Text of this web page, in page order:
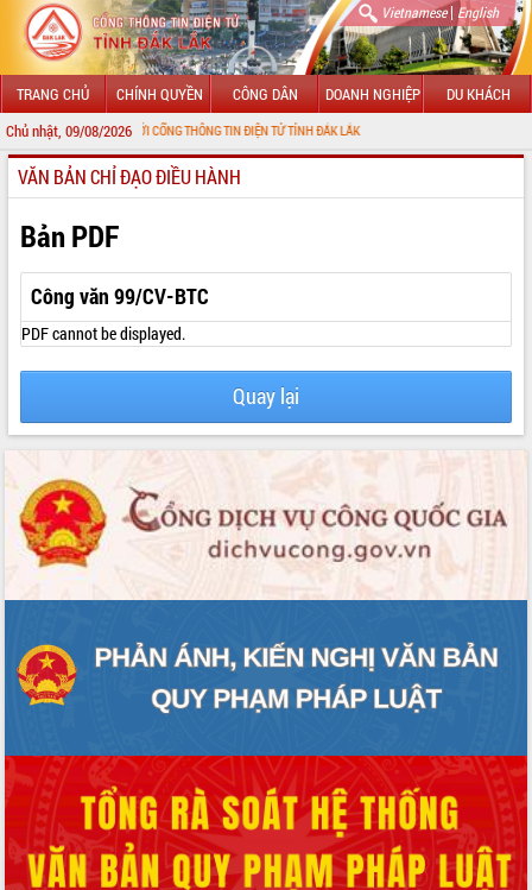
Vietnamese| English
TRANG CHỦ CHÍNH QUYỀN CÔNG DÂN DOANH NGHIỆP DU KHÁCH
Chủ nhật, 09/08/2026
MỪNG ĐẾN VỚI CỔNG THÔNG TIN ĐIỆN TỬ TỈNH ĐẮK LẮK
GIỚI THIỆU
LÃNH ĐẠO UBND TỈNH
TIN TỨC SỰ KIỆN
SỞ, BAN, NGÀNH
UBND CÁC XÃ, PHƯỜNG
THÔNG TIN CHỈ ĐẠO ĐIỀU HÀNH
VĂN BẢN HĐND TỈNH
ĐIỂM TIN VĂN BẢN
VĂN BẢN CHỈ ĐẠO ĐIỀU HÀNH
Bản PDF
Công văn 99/CV-BTC
PDF cannot be displayed.
Quay lại